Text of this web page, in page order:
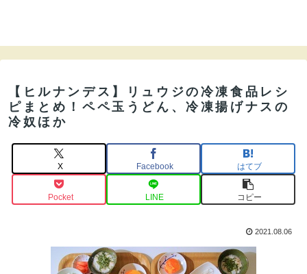
【ヒルナンデス】リュウジの冷凍食品レシ
ピまとめ！ペペ玉うどん、冷凍揚げナスの
冷奴ほか
X Facebook はてブ
Pocket LINE コピー
2021.08.06